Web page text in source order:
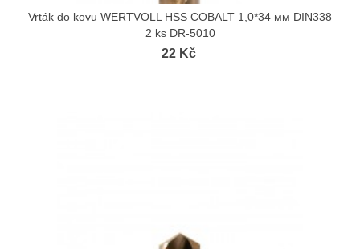
Vrták do kovu WERTVOLL HSS COBALT 1,0*34 мм DIN338
2 ks DR-5010
22 Kč